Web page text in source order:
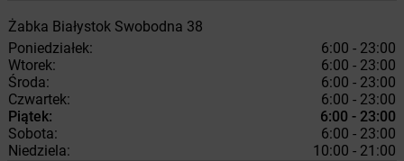
Żabka Białystok Swobodna 38
Poniedziałek:
6:00 - 23:00
Wtorek:
6:00 - 23:00
Środa:
6:00 - 23:00
Czwartek:
6:00 - 23:00
Piątek:
6:00 - 23:00
Sobota:
6:00 - 23:00
Niedziela:
10:00 - 21:00